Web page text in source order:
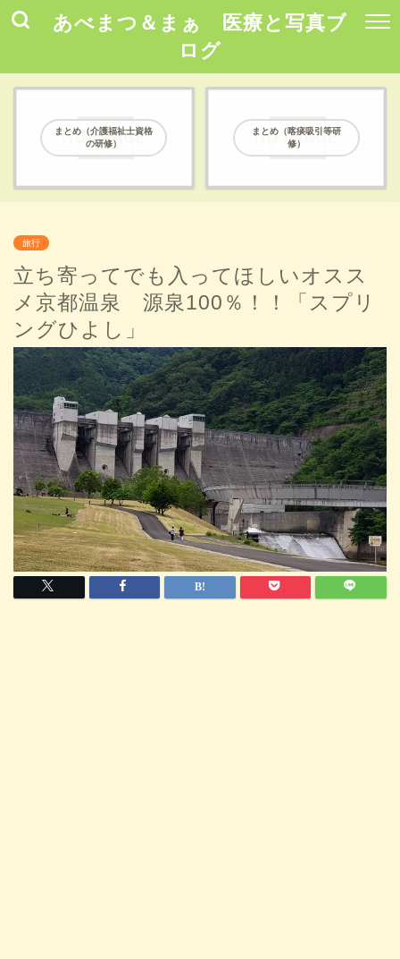
あべまつ＆まぁ 医療と写真ブ
ログ
まとめ（介護福祉士資格
の研修）
まとめ（喀痰吸引等研
修）
旅行
立ち寄ってでも入ってほしいオスス
メ京都温泉 源泉100％！！「スプリ
ングひよし」